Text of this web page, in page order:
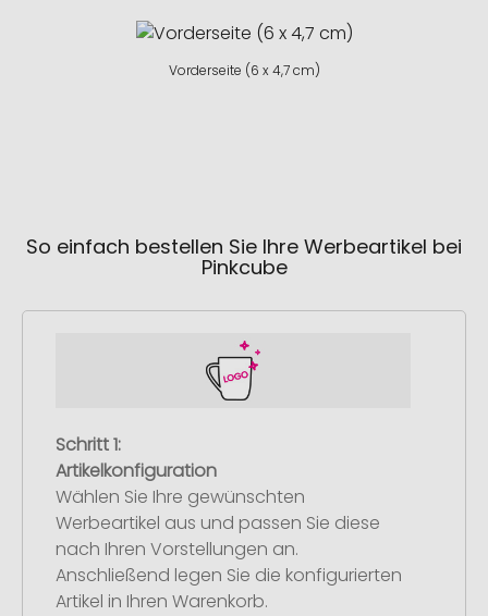
Vorderseite (6 x 4,7 cm)
So einfach bestellen Sie Ihre Werbeartikel bei
Pinkcube
Schritt 1:
Artikelkonfiguration
Wählen Sie Ihre gewünschten
Werbeartikel aus und passen Sie diese
nach Ihren Vorstellungen an.
Anschließend legen Sie die konfigurierten
Artikel in Ihren Warenkorb.